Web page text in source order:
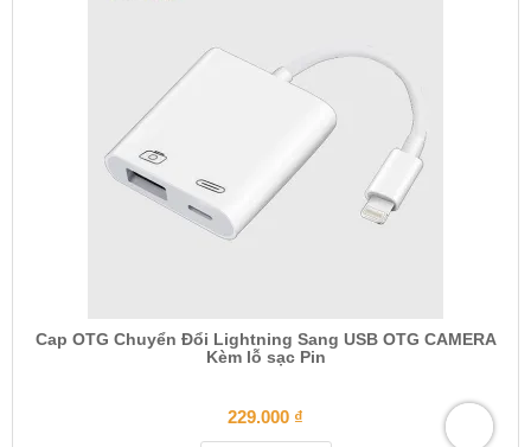
Cap OTG Chuyển Đổi Lightning Sang USB OTG CAMERA
Kèm lỗ sạc Pin
229.000 ₫